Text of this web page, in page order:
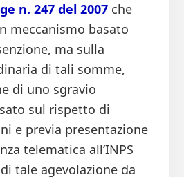
n. 247 del 2007che
meccanismo basato
ma sulla
di tali somme,
di uno sgravio
sul rispetto di
e previa presentazione
telematica all’INPS
tale agevolazione da